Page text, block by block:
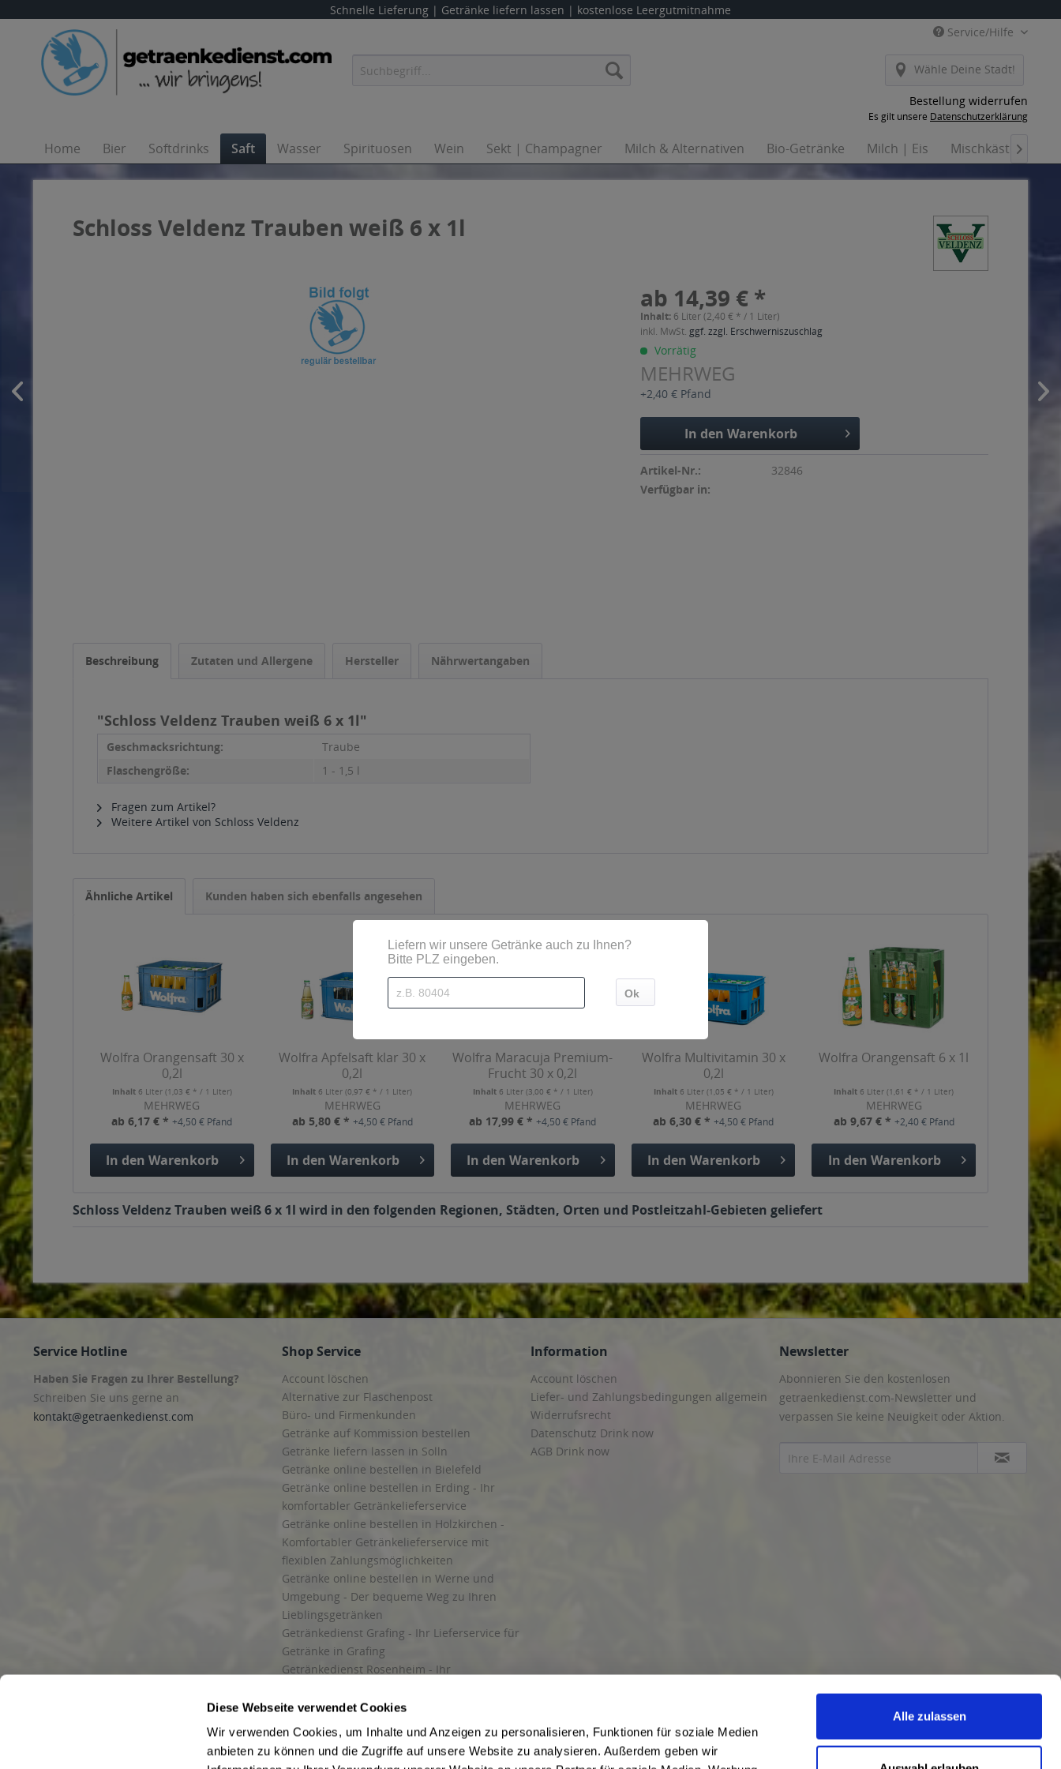
Diese Webseite verwendet Cookies
Wir verwenden Cookies, um Inhalte und Anzeigen zu personalisieren, Funktionen für soziale Medien
anbieten zu können und die Zugriffe auf unsere Website zu analysieren. Außerdem geben wir
Alle zulassen
Schnelle Lieferung | Getränke liefern lassen | kostenlose Leergutmitnahme
Service/Hilfe
Wähle Deine Stadt!
Bestellung widerrufen
Es gilt unsere Datenschutzerklärung
Home Bier Softdrinks Saft Wasser Spirituosen Wein Sekt | Champagner Milch & Alternativen Bio-Getränke Milch | Eis Mischkästen

Schloss Veldenz Trauben weiß 6 x 1l
ab 14,39 € *
Inhalt: 6 Liter (2,40 € * / 1 Liter)
inkl. MwSt. ggf. zzgl. Erschwerniszuschlag
Vorrätig
MEHRWEG
+2,40 € Pfand
In den Warenkorb
Artikel-Nr.:
32846
Verfügbar in:
Beschreibung Zutaten und Allergene Hersteller Nährwertangaben
"Schloss Veldenz Trauben weiß 6 x 1l"
Geschmacksrichtung:
Traube
Flaschengröße:
1 - 1,5 l
Fragen zum Artikel?
Weitere Artikel von Schloss Veldenz
Ähnliche Artikel Kunden haben sich ebenfalls angesehen
Wolfra Orangensaft 30 x
0,2l
Inhalt 6 Liter (1,03 € * / 1 Liter)
MEHRWEG
ab 6,17 € *+4,50 € Pfand
In den Warenkorb
Wolfra Apfelsaft klar 30 x
0,2l
Inhalt 6 Liter(0,97 € * / 1 Liter)
MEHRWEG
ab 5,80 € * +4,50 € Pfand
In den Warenkorb
Wolfra Maracuja Premium-
Frucht 30 x 0,2l
Inhalt 6 Liter (3,00 € * / 1 Liter)
MEHRWEG
ab 17,99 € *+4,50 € Pfand
In den Warenkorb
Wolfra Multivitamin 30 x
0,2l
Inhalt 6 Liter (1,05 € * / 1 Liter)
MEHRWEG
ab 6,30 € *+4,50 € Pfand
In den Warenkorb
Wolfra Orangensaft 6 x 1l
Inhalt 6 Liter(1,61 € * / 1 Liter)
MEHRWEG
ab 9,67 € * +2,40 € Pfand
In den Warenkorb
Schloss Veldenz Trauben weiß 6 x 1l wird in den folgenden Regionen, Städten, Orten und Postleitzahl-Gebieten geliefert
Service Hotline
Haben Sie Fragen zu Ihrer Bestellung?
Schreiben Sie uns gerne an
kontakt@getraenkedienst.com
Shop Service
Account löschen
Alternative zur Flaschenpost
Büro- und Firmenkunden
Getränke auf Kommission bestellen
Getränke liefern lassen in Solln
Getränke online bestellen in Bielefeld
Getränke online bestellen in Erding - Ihr
komfortabler Getränkelieferservice
Getränke online bestellen in Holzkirchen -
Komfortabler Getränkelieferservice mit
flexiblen Zahlungsmöglichkeiten
Getränke online bestellen in Werne und
Umgebung - Der bequeme Weg zu Ihren
Lieblingsgetränken
Getränkedienst Grafing - Ihr Lieferservice für
Getränke in Grafing
Getränkedienst Rosenheim - Ihr
und Umgebung
Liefergebiet
Lieferservice für Getränke
Information
Account löschen
Liefer- und Zahlungsbedingungen allgemein
Widerrufsrecht
Datenschutz Drink now
AGB Drink now
Newsletter
Abonnieren Sie den kostenlosen
getraenkedienst.com-Newsletter und
verpassen Sie keine Neuigkeit oder Aktion.